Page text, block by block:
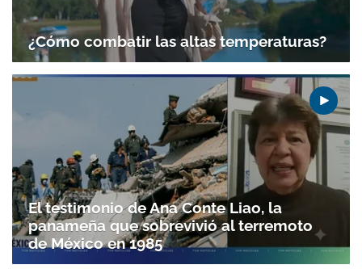
¿Cómo combatir las altas temperaturas?
El testimonio de Ana Conte Liao, la
panameña que sobrevivió al terremoto
de México en 1985